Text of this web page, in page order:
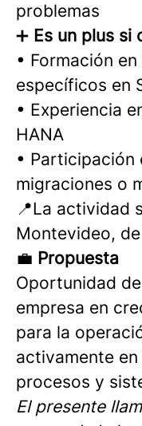
problemas
➕ Es un plus si
• Formación
específicos en
• Experiencia
HANA
• Participación
migraciones o
📍La actividad
Montevideo,
💼 Propuesta
Oportunidad
empresa en
para la
activamente
procesos y
El presente